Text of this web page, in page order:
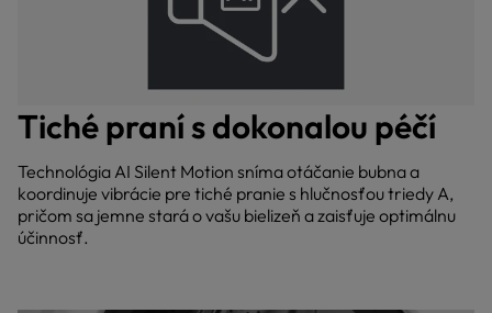
Tiché praní s dokonalou péčí
Technológia AI Silent Motion sníma otáčanie bubna a
koordinuje vibrácie pre tiché pranie s hlučnosťou triedy A,
pričom sa jemne stará o vašu bielizeň a zaisťuje optimálnu
účinnosť.